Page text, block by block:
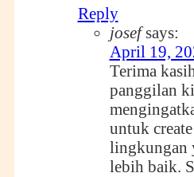
Reply
josef says:
April 19,
Terima
panggilan
untuk
lingkungan
lebih baik.